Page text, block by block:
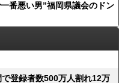
番悪い男”福岡県議会のドン
登録者数500万人割れ12万